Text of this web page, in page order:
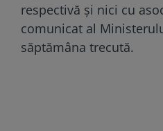
respectivă și nici cu
comunicat al
săptămâna trecută.